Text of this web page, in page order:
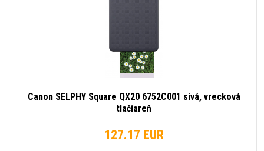
Canon SELPHY Square QX20 6752C001 sivá, vrecková
tlačiareň
127.17 EUR